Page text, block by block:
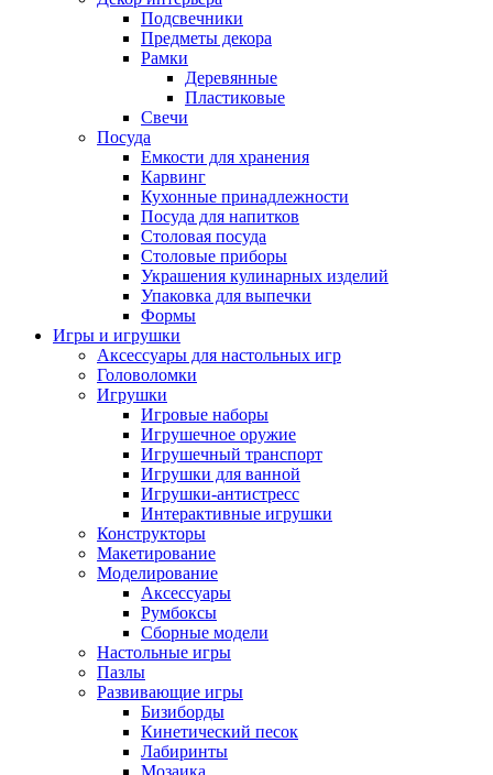
Подсвечники
Предметы декора
Рамки
Деревянные
Пластиковые
Свечи
Посуда
Емкости для хранения
Карвинг
Кухонные принадлежности
Посуда для напитков
Столовая посуда
Столовые приборы
Украшения кулинарных изделий
Упаковка для выпечки
Формы
Игры и игрушки
Аксессуары для настольных игр
Головоломки
Игрушки
Игровые наборы
Игрушечное оружие
Игрушечный транспорт
Игрушки для ванной
Игрушки-антистресс
Интерактивные игрушки
Конструкторы
Макетирование
Моделирование
Аксессуары
Румбоксы
Сборные модели
Настольные игры
Пазлы
Развивающие игры
Бизиборды
Кинетический песок
Лабиринты
Мозаика